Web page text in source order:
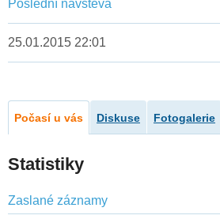
Poslední návštěva
25.01.2015 22:01
Počasí u vás Diskuse Fotogalerie
Statistiky
Zaslané záznamy